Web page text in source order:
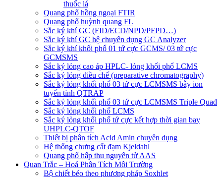
thuốc lá
Quang phổ hồng ngoại FTIR
Quang phổ huỳnh quang FL
Sắc ký khí GC (FID/ECD/NPD/PFPD…)
Sắc ký khí GC hệ chuyên dụng GC Analyzer
Sắc ký khí khối phổ 01 tứ cực GCMS/ 03 tứ cực
GCMSMS
Sắc ký lỏng cao áp HPLC- lỏng khối phổ LCMS
Sắc ký lỏng điều chế (preparative chromatography)
Sắc ký lỏng khối phổ 03 tứ cực LCMSMS bẫy ion
tuyến tính QTRAP
Sắc ký lỏng khối phổ 03 tứ cực LCMSMS Triple Quad
Sắc ký lỏng khối phổ LCMS
Sắc ký lỏng khối phổ tứ cực kết hợp thời gian bay
UHPLC-QTOF
Thiết bị phân tích Acid Amin chuyên dụng
Hệ thống chưng cất đạm Kjeldahl
Quang phổ hấp thu nguyên tử AAS
Quan Trắc – Hoá Phân Tích Môi Trường
Bộ chiết béo theo phương pháp Soxhlet